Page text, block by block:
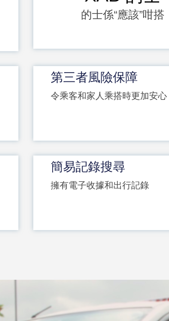
的士係“應該”咁搭
第三者風險保障
令乘客和家人乘搭時更加安心
簡易記錄搜尋
擁有電子收據和出行記錄